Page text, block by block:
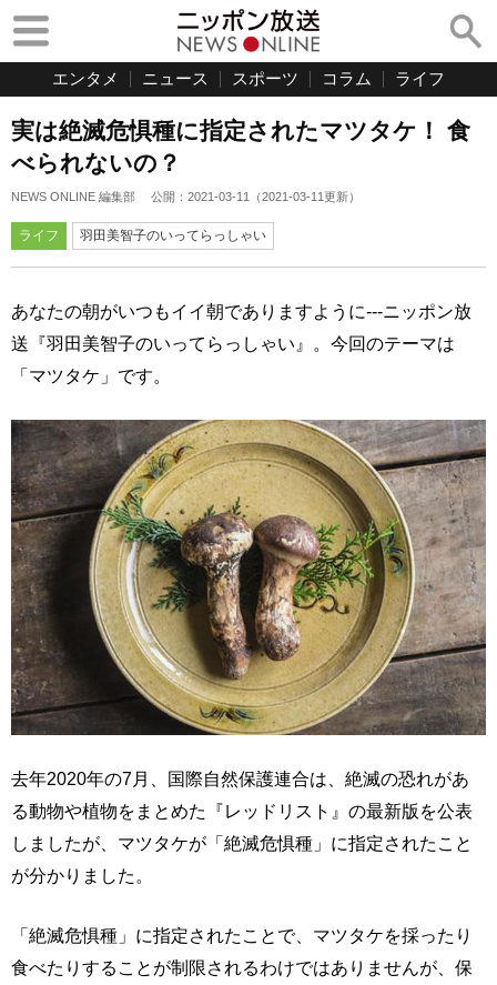
エンタメ ニュース スポーツ コラム ライフ
実は絶滅危惧種に指定されたマツタケ！ 食
べられないの？
NEWS ONLINE 編集部 公開： 2021-03-11 （2021-03-11更新）
ライフ 羽田美智子のいってらっしゃい
あなたの朝がいつもイイ朝でありますように---ニッポン放
送『羽田美智子のいってらっしゃい』。今回のテーマは
「マツタケ」です。
去年2020年の7月、国際自然保護連合は、絶滅の恐れがあ
る動物や植物をまとめた『レッドリスト』の最新版を公表
しましたが、マツタケが「絶滅危惧種」に指定されたこと
が分かりました。
「絶滅危惧種」に指定されたことで、マツタケを採ったり
食べたりすることが制限されるわけではありませんが、保